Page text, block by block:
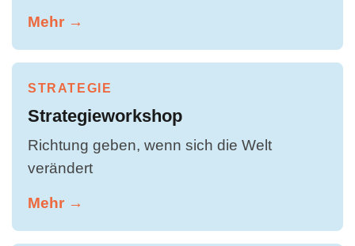
Mehr →
STRATEGIE
Strategieworkshop
Richtung geben, wenn sich die Welt
verändert
Mehr →